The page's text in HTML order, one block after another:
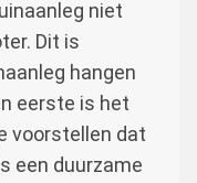
niet
Dit is
hangen
eerste is het
voorstellen dat
een duurzame